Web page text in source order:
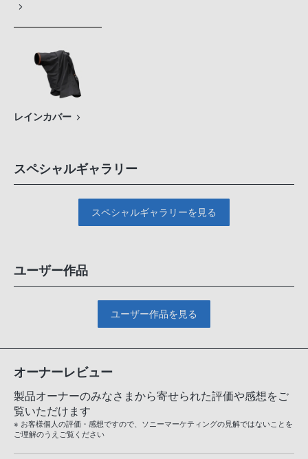
レインカバー
スペシャルギャラリー
スペシャルギャラリーを見る
ユーザー作品
ユーザー作品を見る
オーナーレビュー
製品オーナーのみなさまから寄せられた評価や感想をご
覧いただけます
※ お客様個人の評価・感想ですので、ソニーマーケティングの見解ではないことを
ご理解のうえご覧ください